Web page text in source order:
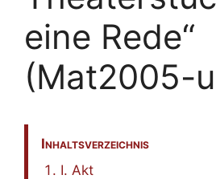
eine Rede“
(Mat2005-
Inhaltsverzeichnis
I. Akt